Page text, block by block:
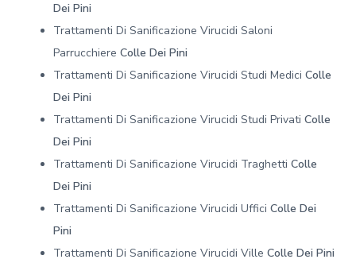
Dei Pini
Trattamenti Di Sanificazione Virucidi Saloni
Parrucchiere Colle Dei Pini
Trattamenti Di Sanificazione Virucidi Studi Medici Colle
Dei Pini
Trattamenti Di Sanificazione Virucidi Studi Privati Colle
Dei Pini
Trattamenti Di Sanificazione Virucidi Traghetti Colle
Dei Pini
Trattamenti Di Sanificazione Virucidi Uffici Colle Dei
Pini
Trattamenti Di Sanificazione Virucidi Ville Colle Dei Pini